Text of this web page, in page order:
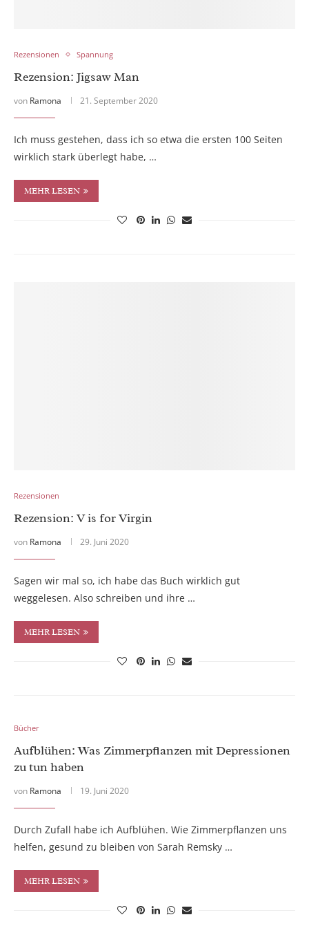
Rezensionen Spannung
Rezension: Jigsaw Man
von Ramona 21. September 2020
Ich muss gestehen, dass ich so etwa die ersten 100 Seiten
wirklich stark überlegt habe, …
MEHR LESEN
Rezensionen
Rezension: V is for Virgin
von Ramona 29. Juni 2020
Sagen wir mal so, ich habe das Buch wirklich gut
weggelesen. Also schreiben und ihre …
MEHR LESEN
Bücher
Aufblühen: Was Zimmerpflanzen mit Depressionen
zu tun haben
von Ramona 19. Juni 2020
Durch Zufall habe ich Aufblühen. Wie Zimmerpflanzen uns
helfen, gesund zu bleiben von Sarah Remsky …
MEHR LESEN